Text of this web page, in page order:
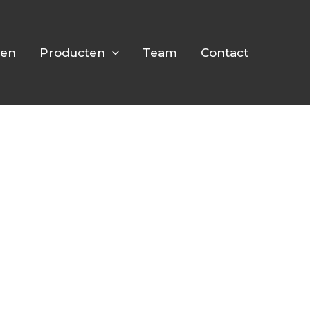
Producten Team Contact